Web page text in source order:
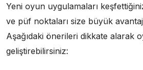
Yeni oyun uygulamaları
ve püf noktaları size büyük
Aşağıdaki önerileri dikkate alarak
geliştirebilirsiniz: